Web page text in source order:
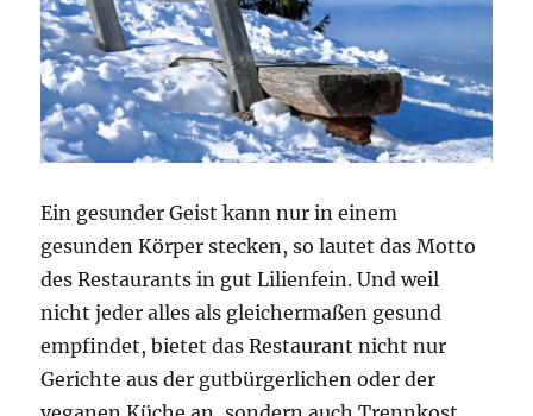
Ein gesunder Geist kann nur in einem
gesunden Körper stecken, so lautet das Motto
des Restaurants in gut Lilienfein. Und weil
nicht jeder alles als gleichermaßen gesund
empfindet, bietet das Restaurant nicht nur
Gerichte aus der gutbürgerlichen oder der